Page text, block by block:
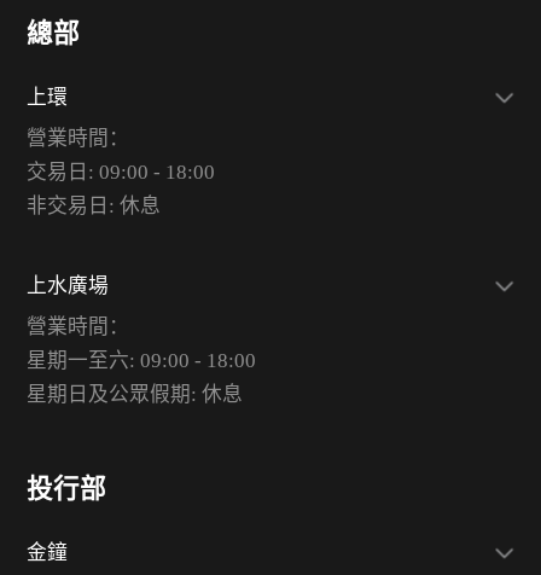
總部
上環
營業時間：
交易日: 09:00 - 18:00
非交易日: 休息
上水廣場
營業時間：
星期一至六: 09:00 - 18:00
星期日及公眾假期: 休息
投行部
金鐘